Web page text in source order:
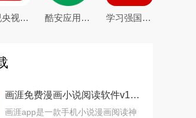
央视央视频app下载2026最新版本 酷安应用商店app下载2026最新版 学习强国app手机客户端
画涯免费漫画小说阅读软件v1.0.4安卓版
画涯app是一款手机小说漫画阅读神